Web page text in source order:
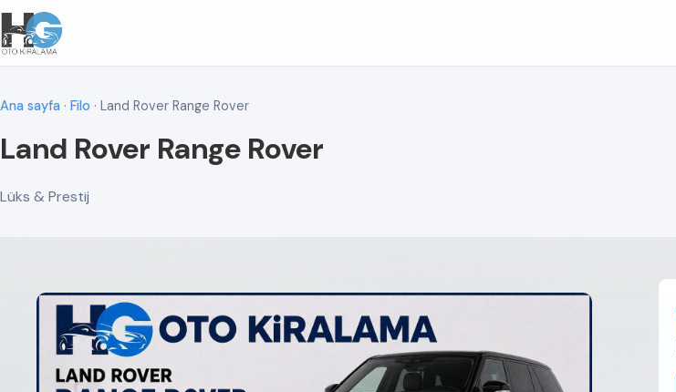
Ana sayfa · Filo · Land Rover Range Rover
Land Rover Range Rover
Lüks & Prestij